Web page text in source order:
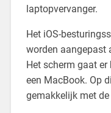
laptopvervanger.
Het iOS-
worden aangepast
Het scherm gaat
een MacBook. Op
gemakkelijk met